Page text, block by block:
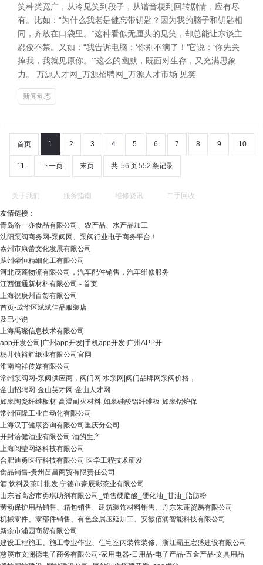
笑种类宽广，从冷见笑到段子，从谐音梗到回转剧情，应有尽
有。比如：“为什么我老是健忘带钥匙？因为我的脑子和钥匙相
同，齐放在口袋里。”这种看似无厘头的见笑，却总能让东谈主
忍俊不禁。又如：“我告诉电脑：‘你别不满了！’它说：‘你先关
掉我，我就见原你。’”这么的幽默，既面对生存，又充满思象
力。 万源人才网_万源招聘网_万源人才市场 见笑
新闻动态
首页 1 2 3 4 5 6 7 8 9 10
11 下一页 末页 共 56 页552 条记录
关于我们 服务指南 维修资讯 二手回收
友情链接：
青岛洛一亦食品有限公司、农产品、水产品加工
沈阳泵阀商务网-泵阀网、泵阀行业电子商务平台！
泰州市康蕾文化发展有限公司
蘇州榮恒精細化工有限公司
河北茂蓬物流有限公司，汽车配件销售，汽车维修服务
江西恒通新材料有限公司 - 首页
上海祝庚州百货有限公司
首页-成华区斌斌佳品服装店
及巳小说
上海禹璨信息技术有限公司
app开发公司|广州app开发|手机app开发|广州APP开
杨井镇裕辉纸业有限公司官网
淮南鸿祥传媒有限公司
常州泵阀网-泵阀供应商，阀门网|水泵网|阀门品牌网泵阀价格，
金山招聘网-金山英才网-金山人才网
如皋陶瓷纤维板材-高温耐火材料-如皋硅酸铝纤维板-如皋锅炉保
常州恒隆工业自动化有限公司
上海汉丁健康咨询有限公司重庆分公司
开封洽健酒业有限公司 酒的生产
上海阅莹网络科技有限公司
合肥迪勇医疗科技有限公司 医学工程技术研发
食品销售-贵州苗昌商贸有限责任公司
酒|饮料及茶叶批发|宁德市豪辰彩茶业有限公司
山东省高密市勇琪助剂有限公司_销售硬脂酸_硬化油_甘油_脂肪粉
劳动保护用品销售、箱包销售、建筑装饰材料销售、丹东朱蓬贸易有限公司
机械零件、零部件销售、有色金属压延加工、安徽佰润智能科技有限公司
新余市浦园商贸有限公司
建设工程施工、施工专业作业、住宅室内装饰装修、浙江霸王宏盛建设有限公司
慈溪市文澜德电子商务有限公司-家用电器-日用品-电子产品-五金产品-文具用品